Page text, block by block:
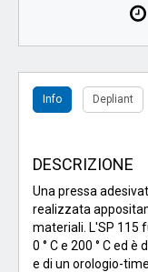
Info Depliant
DESCRIZIONE
Una pressa
realizzata
materiali. L'SP 115
0 ° C e 200 ° C ed
e di un orologio-